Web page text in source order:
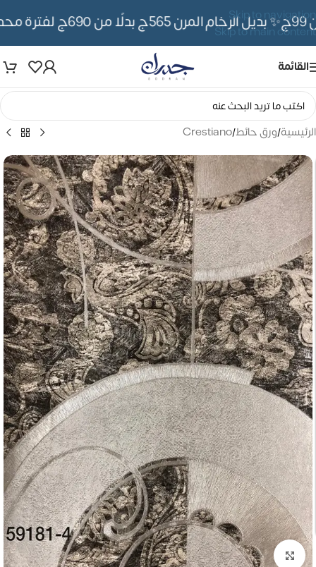
Skip to navigation
Skip to main content
✨ بديل الرخام المرن 565ج بدلًا من 690ج لفترة محدوده
القائمة
الرئيسية/ورق حائط/
Crestiano
تكبير الصورة